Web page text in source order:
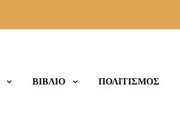
ΒΙΒΛΙΟ ΠΟΛΙΤΙΣΜΟΣ